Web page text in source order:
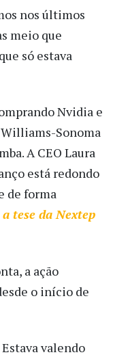
nos últimos
meio que
só estava
Nvidia e
Sonoma
A CEO Laura
está redondo
de forma
tese da Nextep
a ação
o início de
valendo